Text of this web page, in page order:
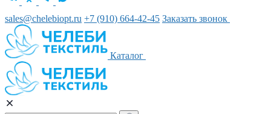
sales@chelebiopt.ru +7 (910) 664-42-45 Заказать звонок
Каталог